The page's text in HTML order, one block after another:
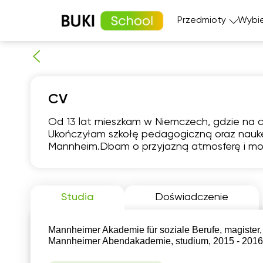
Przedmioty
Język polski
Chemia
Biologia
Język
Język
CV
Od 13 lat mieszkam w Niemczech, gdzie na
Ukończyłam szkołę pedagogiczną oraz
Mannheim.Dbam o przyjazną atmosferę i
Studia Doświadczenie
Mannheimer Akademie für soziale Berufe,
Mannheimer Abendakademie, studium, 2015 - 2016
terminów